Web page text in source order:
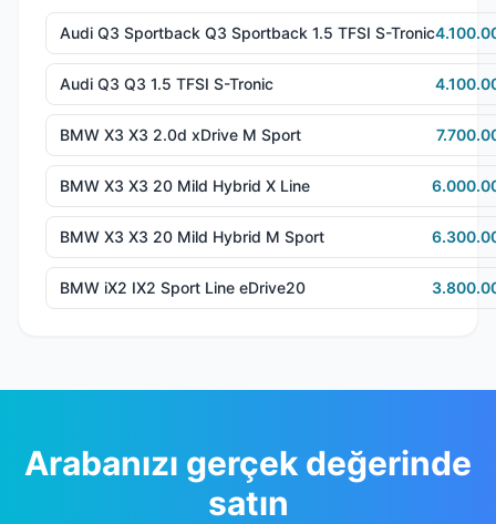
Audi Q3 Sportback Q3 Sportback 1.5 TFSI S-Tronic
Audi Q3 Q3 1.5 TFSI S-Tronic
BMW X3 X3 2.0d xDrive M Sport
BMW X3 X3 20 Mild Hybrid X Line
BMW X3 X3 20 Mild Hybrid M Sport
BMW iX2 IX2 Sport Line eDrive20
Arabanızı gerçek değerinde
satın